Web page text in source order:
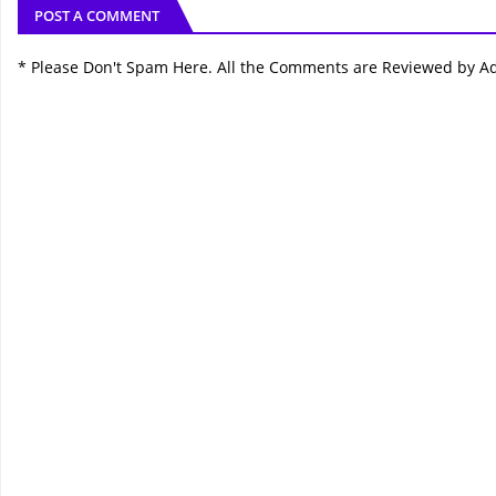
POST A COMMENT
* Please Don't Spam Here. All the Comments are Reviewed by